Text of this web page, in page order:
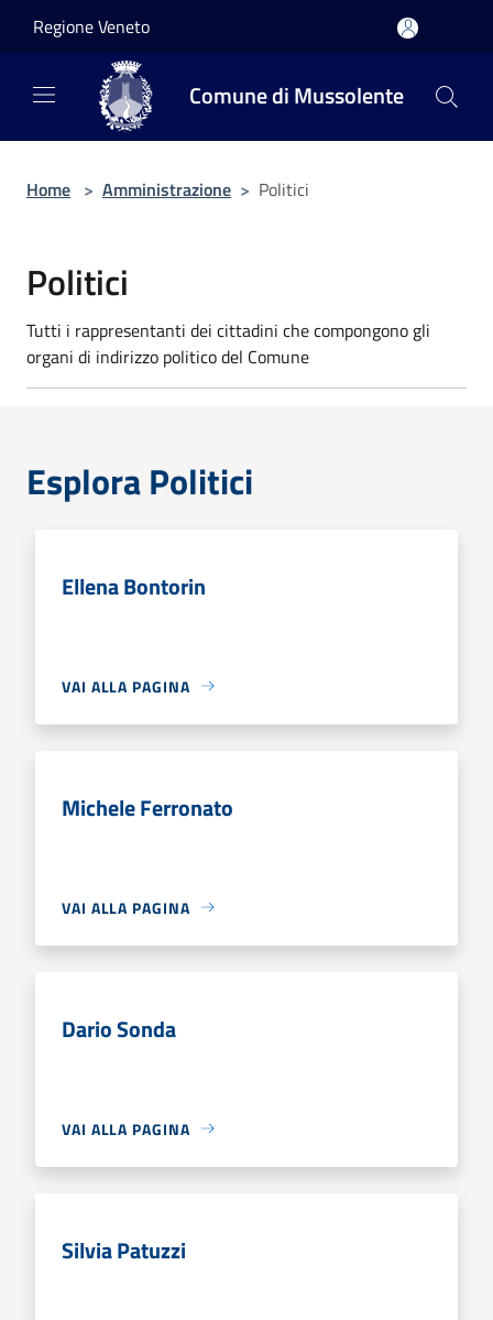
Regione Veneto
Comune di Mussolente
Home > Amministrazione > Politici
Politici
Tutti i rappresentanti dei cittadini che compongono gli
organi di indirizzo politico del Comune
Esplora Politici
Ellena Bontorin
VAI ALLA PAGINA
Michele Ferronato
VAI ALLA PAGINA
Dario Sonda
VAI ALLA PAGINA
Silvia Patuzzi